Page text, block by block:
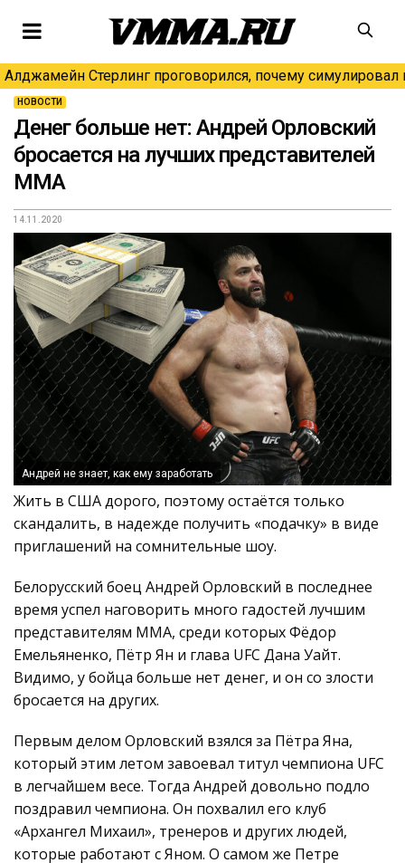
Алджамейн Стерлинг проговорился, почему симулировал
НОВОСТИ
Денег больше нет: Андрей Орловский
бросается на лучших представителей
ММА
14.11.2020
Андрей не знает, как ему заработать
Жить в США дорого, поэтому остаётся только
скандалить, в надежде получить «подачку» в виде
приглашений на сомнительные шоу.
Белорусский боец Андрей Орловский в последнее
время успел наговорить много гадостей лучшим
представителям ММА, среди которых Фёдор
Емельяненко, Пётр Ян и глава UFC Дана Уайт.
Видимо, у бойца больше нет денег, и он со злости
бросается на других.
Первым делом Орловский взялся за Пётра Яна,
который этим летом завоевал титул чемпиона UFC
в легчайшем весе. Тогда Андрей довольно подло
поздравил чемпиона. Он похвалил его клуб
«Архангел Михаил», тренеров и других людей,
которые работают с Яном. О самом же Петре